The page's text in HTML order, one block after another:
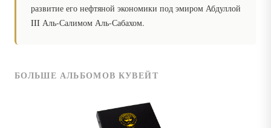
развитие его нефтяной экономики под эмиром Абдуллой
III Аль-Салимом Аль-Сабахом.
БОЛЬШЕ АЛЬБОМОВ КУВЕЙТ